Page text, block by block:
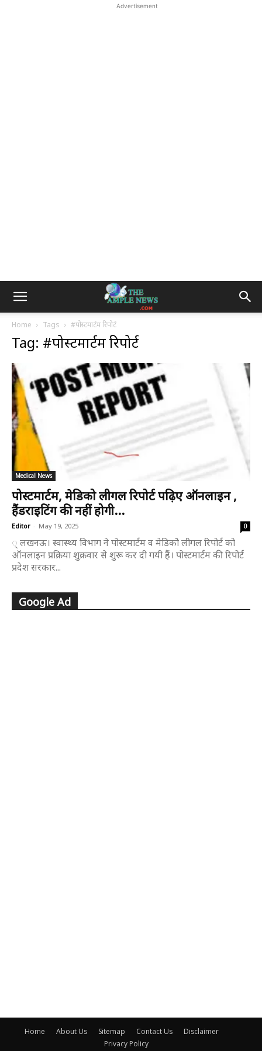
Advertisement
Home Tags #पोस्टमार्टम रिपोर्ट
Tag: #पोस्टमार्टम रिपोर्ट
Medical News
पोस्टमार्टम, मेडिको लीगल रिपोर्ट पढ़िए ऑनलाइन ,
हैंडराइटिंग की नहीं होगी...
Editor - May 19, 2025 0
् लखनऊ। स्वास्थ्य विभाग ने पोस्टमार्टम व मेडिकोे लीगल रिपोर्ट को
ऑनलाइन प्रक्रिया शुक्रवार से शुरू कर दी गयी हैं। पोस्टमार्टम की रिपोर्ट
प्रदेश सरकार...
Google Ad
Home About Us Sitemap Contact Us
Disclaimer
Privacy Policy